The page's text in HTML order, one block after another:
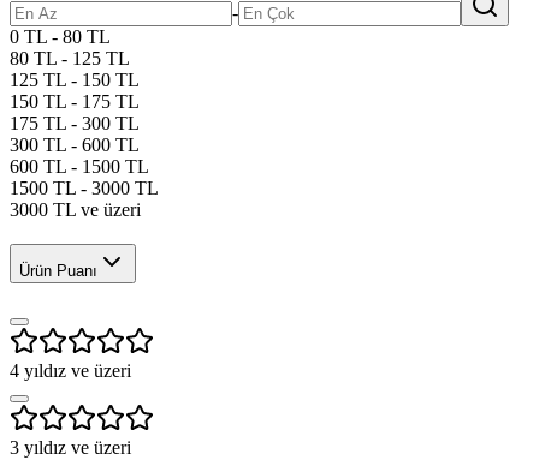
-
0 TL - 80 TL
80 TL - 125 TL
125 TL - 150 TL
150 TL - 175 TL
175 TL - 300 TL
300 TL - 600 TL
600 TL - 1500 TL
1500 TL - 3000 TL
3000 TL ve üzeri
Ürün Puanı
4 yıldız ve üzeri
3 yıldız ve üzeri